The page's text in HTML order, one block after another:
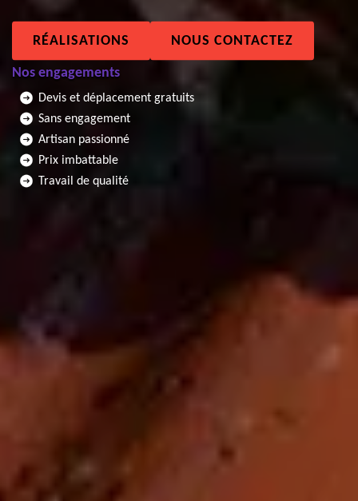
RÉALISATIONS NOUS CONTACTEZ
Nos engagements
Devis et déplacement gratuits
Sans engagement
Artisan passionné
Prix imbattable
Travail de qualité